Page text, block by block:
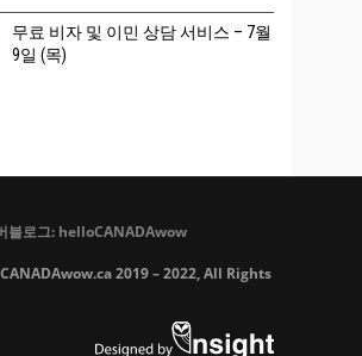
무료 비자 및 이민 상담 서비스 – 7월
9일 (목)
블로그: helloCANADAwow
2019 – 2022, All Rights